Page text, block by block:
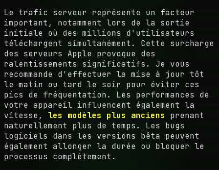
Le trafic serveur représente un facteur
important, notamment lors de la sortie
initiale où des millions d'utilisateurs
téléchargent simultanément. Cette surcharge
des serveurs Apple provoque des
ralentissements significatifs. Je vous
recommande d'effectuer la mise à jour tôt
le matin ou tard le soir pour éviter ces
pics de fréquentation. Les performances de
votre appareil influencent également la
vitesse, les modèles plus anciens prenant
naturellement plus de temps. Les bugs
logiciels dans les versions bêta peuvent
également allonger la durée ou bloquer le
processus complètement.